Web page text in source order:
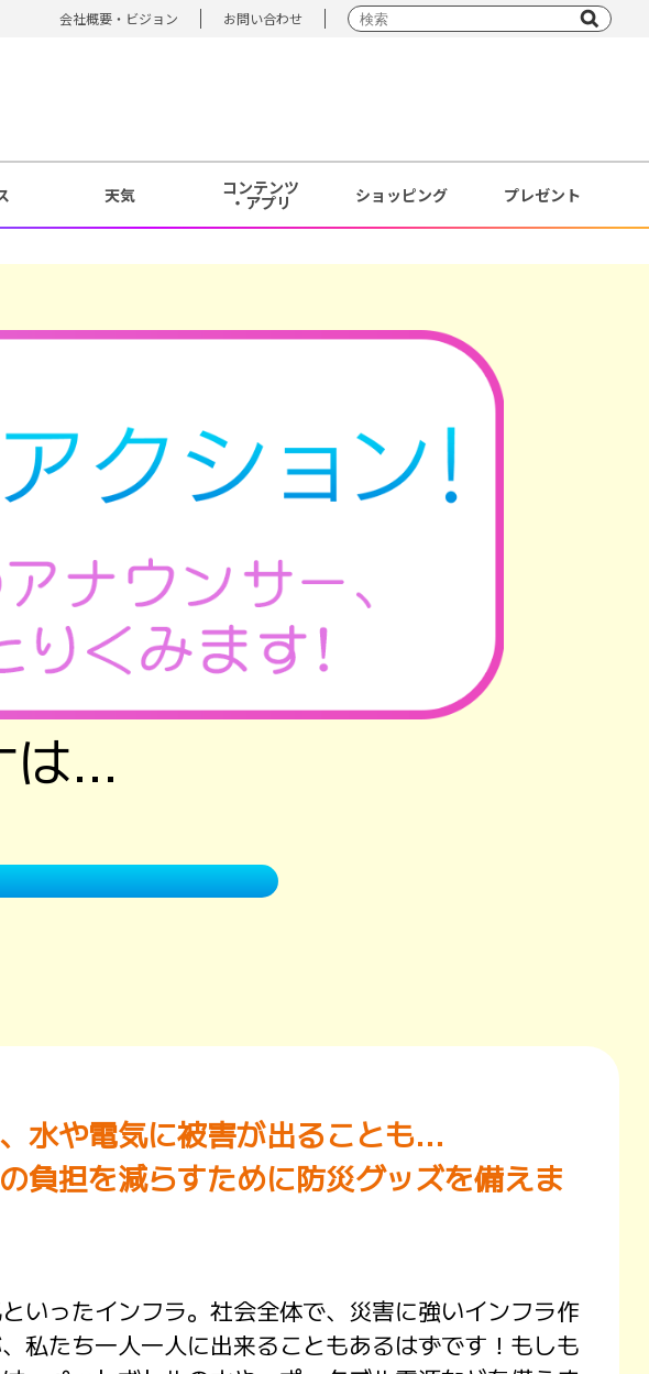
会社概要・ビジョン お問い合わせ
天気 コンテンツ
・アプリ ショッピング プレゼント
は…
水や電気に被害が出ることも...
負担を減らすために防災グッズを備えま
いったインフラ。社会全体で、災害に強いインフラ作
私たち一人一人に出来ることもあるはずです！もしも